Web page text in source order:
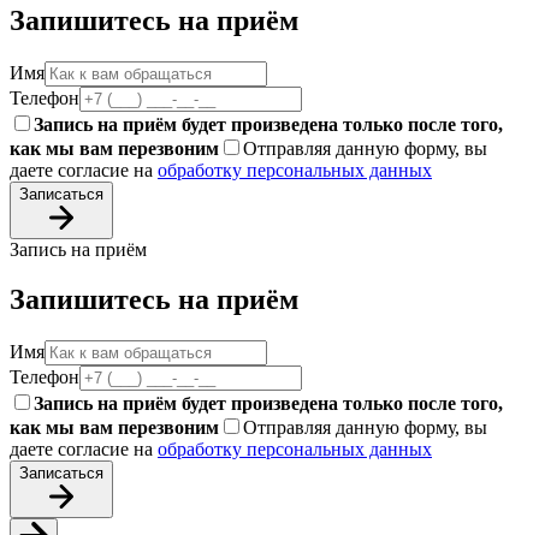
Запишитесь на приём
Имя
Телефон
Запись на приём будет произведена только после того,
как мы вам перезвоним
Отправляя данную форму, вы
даете согласие на обработку персональных данных
Записаться
Запись на приём
Запишитесь на приём
Имя
Телефон
Запись на приём будет произведена только после того,
как мы вам перезвоним
Отправляя данную форму, вы
даете согласие на обработку персональных данных
Записаться